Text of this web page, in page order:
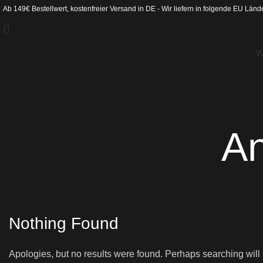
Ab 149€ Bestellwert, kostenfreier Versand in DE - Wir liefern in folgende EU
Nothing Found
Apologies, but no results were found. Perhaps searching